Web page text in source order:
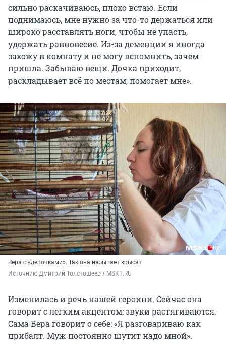
сильно раскачиваюсь, плохо встаю. Если
поднимаюсь, мне нужно за что-то держаться или
широко расставлять ноги, чтобы не упасть,
удержать равновесие. Из-за деменции я иногда
захожу в комнату и не могу вспомнить, зачем
пришла. Забываю вещи. Дочка приходит,
раскладывает всё по местам, помогает мне».
Вера с «девочками». Так она называет крысят
Источник: Дмитрий Толстошеев / MSK1.RU
Изменилась и речь нашей героини. Сейчас она
говорит с легким акцентом: звуки растягиваются.
Сама Вера говорит о себе: «Я разговариваю как
прибалт. Муж постоянно шутит надо мной».